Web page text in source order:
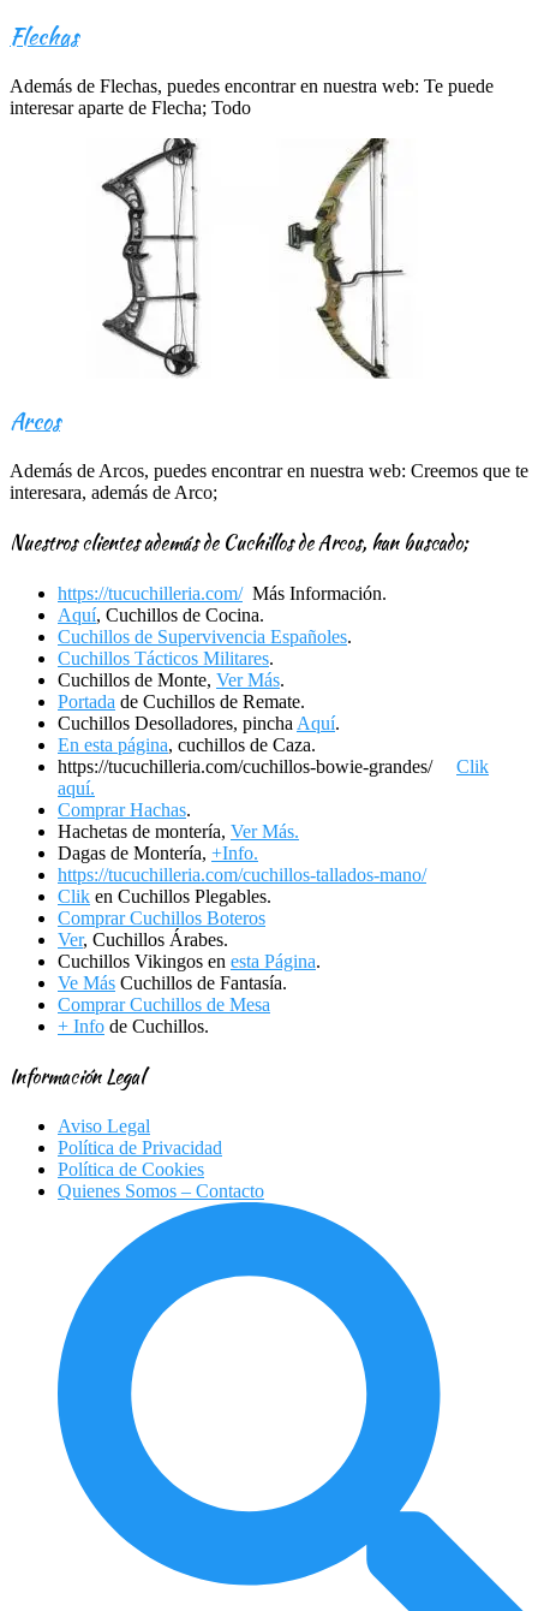
Flechas
Además de Flechas, puedes encontrar en nuestra web: Te puede
interesar aparte de Flecha; Todo
Arcos
Además de Arcos, puedes encontrar en nuestra web: Creemos que te
interesara, además de Arco;
Nuestros clientes además de Cuchillos de Arcos, han buscado;
https://tucuchilleria.com/Más Información.
Aquí, Cuchillos de Cocina.
Cuchillos de Supervivencia Españoles.
Cuchillos Tácticos Militares.
Cuchillos de Monte, Ver Más.
Portada de Cuchillos de Remate.
Cuchillos Desolladores, pincha Aquí.
En esta página, cuchillos de Caza.
https://tucuchilleria.com/cuchillos-bowie-grandes/ Clik
aquí.
Comprar Hachas.
Hachetas de montería, Ver Más.
Dagas de Montería, +Info.
https://tucuchilleria.com/cuchillos-tallados-mano/
Clik en Cuchillos Plegables.
Comprar Cuchillos Boteros
Ver, Cuchillos Árabes.
Cuchillos Vikingos en esta Página.
Ve Más Cuchillos de Fantasía.
Comprar Cuchillos de Mesa
+ Info de Cuchillos.
Información Legal
Aviso Legal
Política de Privacidad
Política de Cookies
Quienes Somos – Contacto